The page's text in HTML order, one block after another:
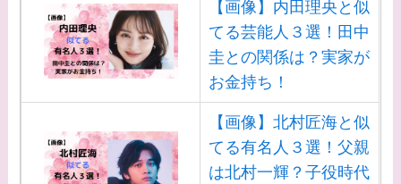
なに？子供は現在何し
てる？
【画像】野呂佳代と似
てる有名人３選！AKB
時代痩せていた？旦那
との馴れ初めは？
【画像】内田理央と似
てる芸能人３選！田中
圭との関係は？実家が
お金持ち！
【画像】北村匠海と似
てる有名人３選！父親
は北村一輝？子役時代